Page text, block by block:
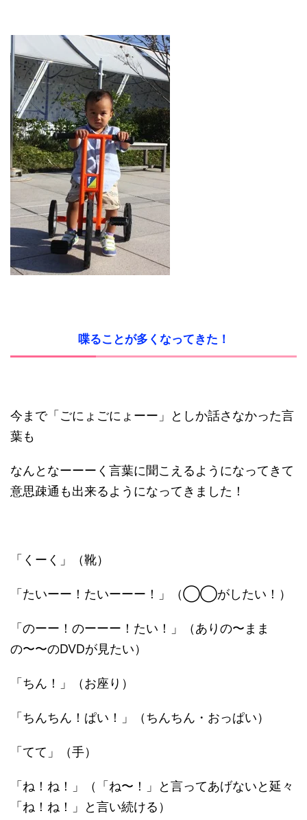
喋ることが多くなってきた！
今まで「ごにょごにょーー」としか話さなかった言
葉も
なんとなーーーく言葉に聞こえるようになってきて
意思疎通も出来るようになってきました！
「くーく」（靴）
「たいーー！たいーーー！」（◯◯がしたい！）
「のーー！のーーー！たい！」（ありの〜まま
の〜〜のDVDが見たい）
「ちん！」（お座り）
「ちんちん！ぱい！」（ちんちん・おっぱい）
「てて」（手）
「ね！ね！」（「ね〜！」と言ってあげないと延々
「ね！ね！」と言い続ける）